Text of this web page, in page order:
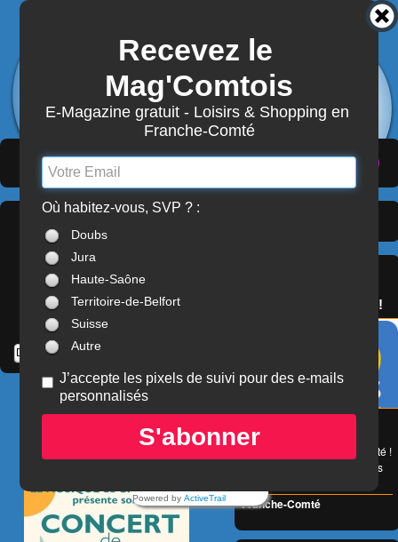
Franche-Comté
3880
7870
Abonnement Mag'Comtois
(ACTUALITÉS) (ANNUAIRE) (MON COMPTE )
Dernières Actualités >
Franche-Comté
MUSIQUE / CONCERTS
CONCERT DE
PRINTEMPS
LE PASS'COMTOIS !
😉 LA carte de réduction
accessible à tous et valable
1 an entier en Franche-Comté !
👍 + de 350 Partenaires dans
Franche-Comté
Recevez le
Mag'Comtois
E-Magazine gratuit - Loisirs & Shopping en
Franche-Comté
Où habitez-vous, SVP ? :
Doubs
Jura
Haute-Saône
Territoire-de-Belfort
Suisse
Autre
J’accepte les pixels de suivi pour des e-mails
personnalisés
S'abonner
Powered by ActiveTrail